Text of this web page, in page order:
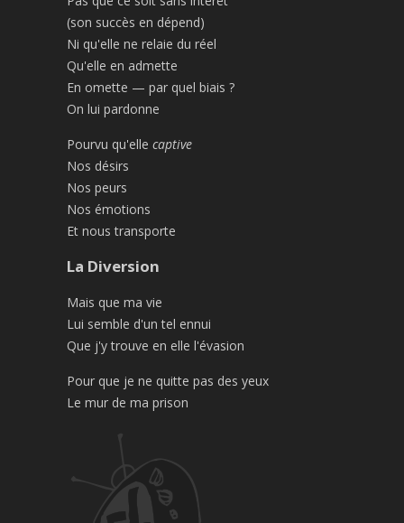
(son succès en dépend)
Ni qu'elle ne relaie du réel
Qu'elle en admette
En omette — par quel biais ?
On lui pardonne
Pourvu qu'elle captive
Nos désirs
Nos peurs
Nos émotions
Et nous transporte
La Diversion
Mais que ma vie
Lui semble d'un tel ennui
Que j'y trouve en elle l'évasion
Pour que je ne quitte pas des yeux
Le mur de ma prison